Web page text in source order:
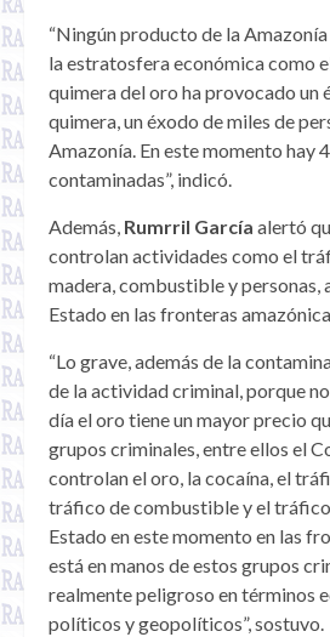
“Ningún producto de la
la estratosfera económica como
quimera del oro ha provocado un
quimera, un éxodo de miles de
Amazonía. En este momento hay
contaminadas”, indicó.
Además, Rumrril García alertó
controlan actividades como el
madera, combustible y personas,
Estado en las fronteras
“Lo grave, además de la
de la actividad criminal, porque
día el oro tiene un mayor precio
grupos criminales, entre ellos el
controlan el oro, la cocaína, el
tráfico de combustible y el
Estado en este momento en las
está en manos de estos grupos
realmente peligroso en términos
políticos y geopolíticos”, sostuvo.